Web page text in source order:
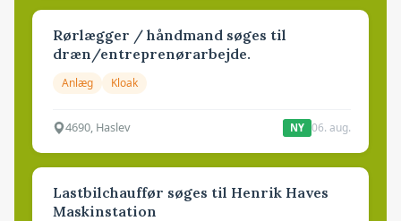
Rørlægger / håndmand søges til
dræn/entreprenørarbejde.
Anlæg Kloak
4690, Haslev NY 06. aug.
Lastbilchauffør søges til Henrik Haves
Maskinstation